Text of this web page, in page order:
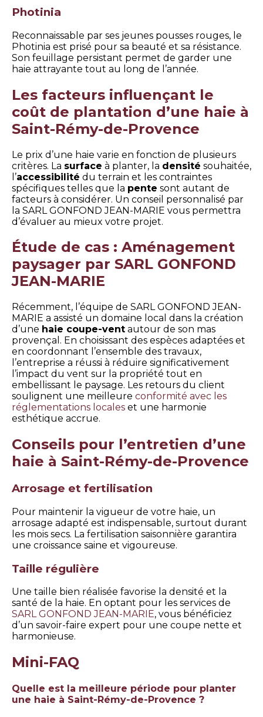
Photinia
Reconnaissable par ses jeunes pousses rouges, le
Photinia est prisé pour sa beauté et sa résistance.
Son feuillage persistant permet de garder une
haie attrayante tout au long de l’année.
Les facteurs influençant le
coût de plantation d’une haie à
Saint-Rémy-de-Provence
Le prix d’une haie varie en fonction de plusieurs
critères. La surface à planter, la densité souhaitée,
l’accessibilité du terrain et les contraintes
spécifiques telles que la pente sont autant de
facteurs à considérer. Un conseil personnalisé par
la SARL GONFOND JEAN-MARIE vous permettra
d’évaluer au mieux votre projet.
Étude de cas : Aménagement
paysager par SARL GONFOND
JEAN-MARIE
Récemment, l’équipe de SARL GONFOND JEAN-
MARIE a assisté un domaine local dans la création
d’une haie coupe-vent autour de son mas
provençal. En choisissant des espèces adaptées et
en coordonnant l’ensemble des travaux,
l’entreprise a réussi à réduire significativement
l’impact du vent sur la propriété tout en
embellissant le paysage. Les retours du client
soulignent une meilleure conformité avec les
réglementations locales et une harmonie
esthétique accrue.
Conseils pour l’entretien d’une
haie à Saint-Rémy-de-Provence
Arrosage et fertilisation
Pour maintenir la vigueur de votre haie, un
arrosage adapté est indispensable, surtout durant
les mois secs. La fertilisation saisonnière garantira
une croissance saine et vigoureuse.
Taille régulière
Une taille bien réalisée favorise la densité et la
santé de la haie. En optant pour les services de
SARL GONFOND JEAN-MARIE, vous bénéficiez
d’un savoir-faire expert pour une coupe nette et
harmonieuse.
Mini-FAQ
Quelle est la meilleure période pour planter
une haie à Saint-Rémy-de-Provence ?